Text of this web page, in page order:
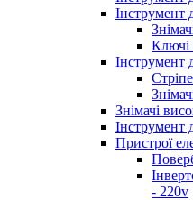
Інструмент
Ключі
Інструмент
Знімачі
Інструмент
Пристрої
- 220v